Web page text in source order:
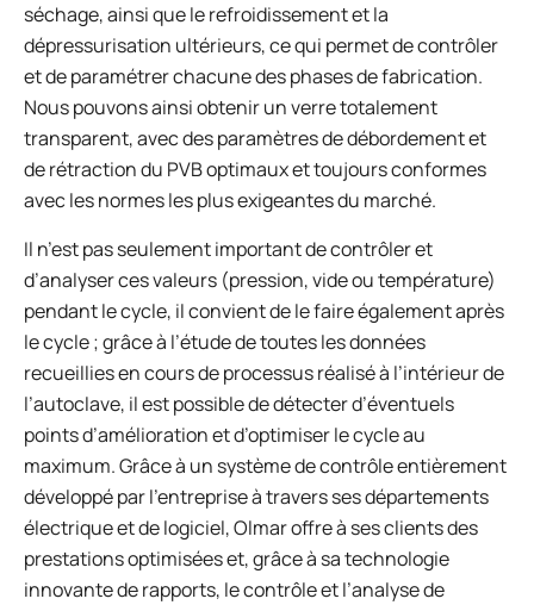
séchage, ainsi que le refroidissement et la
dépressurisation ultérieurs, ce qui permet de contrôler
et de paramétrer chacune des phases de fabrication.
Nous pouvons ainsi obtenir un verre totalement
transparent, avec des paramètres de débordement et
de rétraction du PVB optimaux et toujours conformes
avec les normes les plus exigeantes du marché.
Il n’est pas seulement important de contrôler et
d’analyser ces valeurs (pression, vide ou température)
pendant le cycle, il convient de le faire également après
le cycle ; grâce à l’étude de toutes les données
recueillies en cours de processus réalisé à l’intérieur de
l’autoclave, il est possible de détecter d’éventuels
points d’amélioration et d’optimiser le cycle au
maximum. Grâce à un système de contrôle entièrement
développé par l’entreprise à travers ses départements
électrique et de logiciel, Olmar offre à ses clients des
prestations optimisées et, grâce à sa technologie
innovante de rapports, le contrôle et l’analyse de